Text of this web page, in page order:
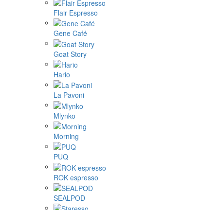
Flair Espresso
Gene Café
Goat Story
Hario
La Pavoni
Mlynko
Morning
PUQ
ROK espresso
SEALPOD